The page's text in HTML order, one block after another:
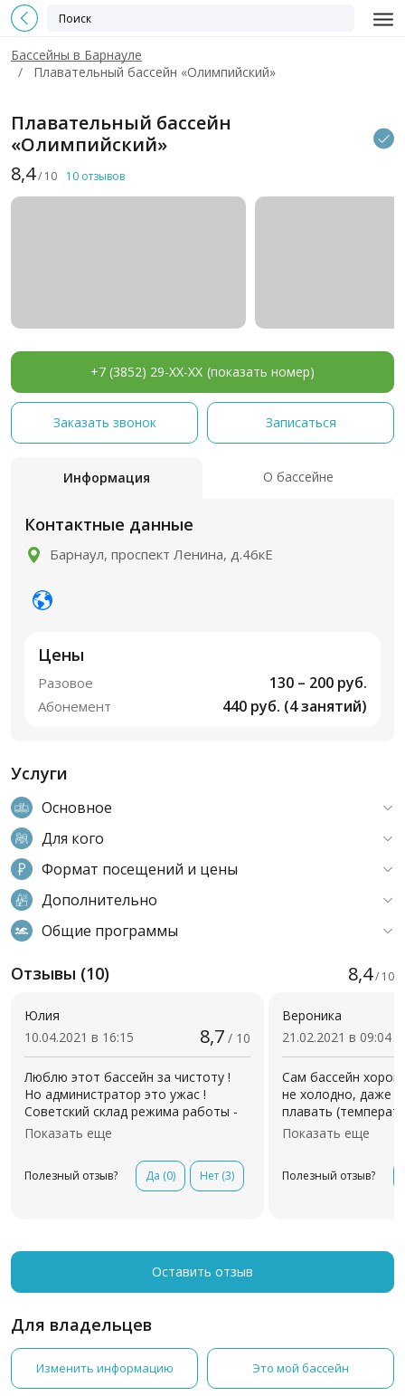
Бассейны в Барнауле
Плавательный бассейн «Олимпийский»
Плавательный бассейн
«Олимпийский»
8,4/ 10 10 отзывов
+7 (3852) 29-XX-XX (показать номер)
Заказать звонок Записаться
Информация О бассейне
Контактные данные
Барнаул, проспект Ленина, д.46кЕ
Цены
Разовое 130 – 200 руб.
Абонемент 440 руб. (4 занятий)
Услуги
Основное
Для кого
Формат посещений и цены
Дополнительно
Общие программы
Отзывы (10) 8,4/ 10
Юлия
10.04.2021 в 16:15
8,7 / 10
Люблю этот бассейн за чистоту !
Но администратор это ужас !
Советский склад режима работы -
пишет долго, не может разом
выдавать несколько номерков!
Портит все впечатления от занятия
спортом !
Показать еще
Полезный отзыв? Да (0) Нет (3)
Вероника
21.02.2021 в 09:04
Сам бассейн
не холодно, даже
плавать
Вода не настолько
как в бассейне
раздевалках,
небольшой
также по поводу
мелочей, чтобы
Сайт не
сами говорят, что
что написано на
Показать еще
Полезный отзыв?
Оставить отзыв
Для владельцев
Изменить информацию Это мой бассейн